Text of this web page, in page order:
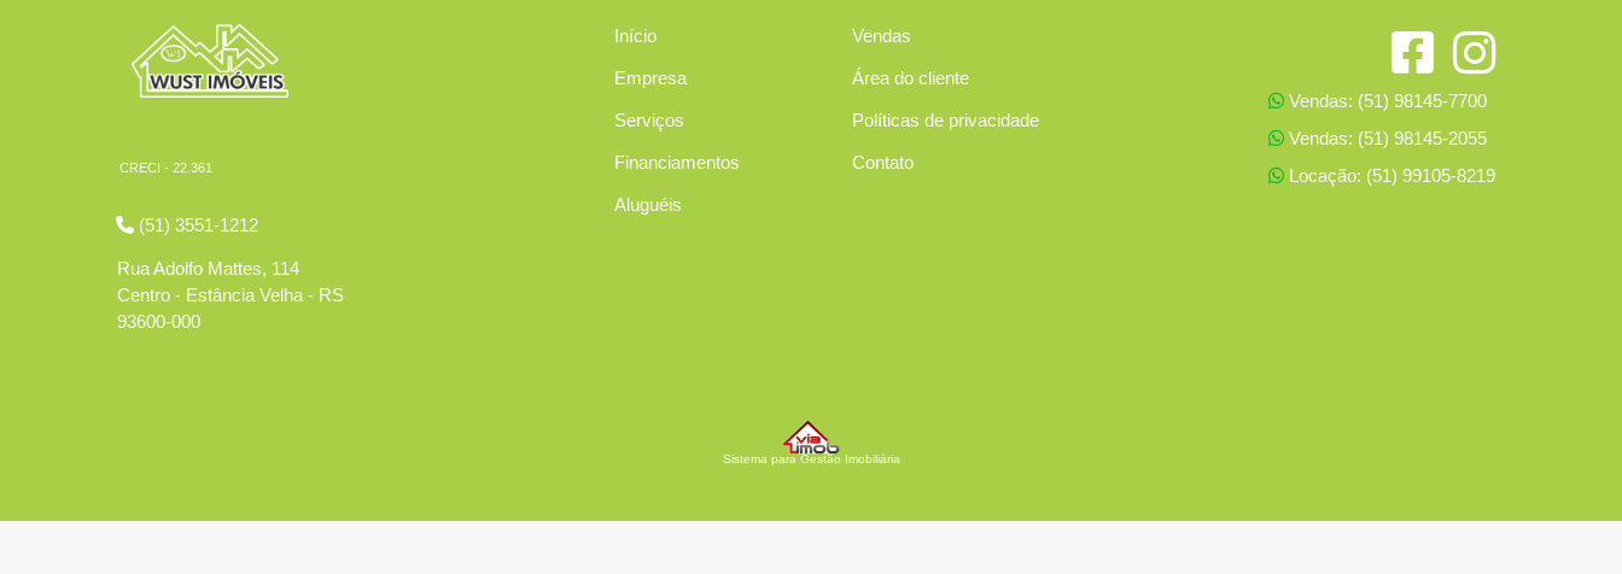
CRECI - 22.361
(51) 3551-1212
Rua Adolfo Mattes, 114
Centro - Estância Velha - RS
93600-000
Início
Empresa
Serviços
Financiamentos
Aluguéis
Vendas
Área do cliente
Políticas de privacidade
Contato
Vendas: (51) 98145-7700
Vendas: (51) 98145-2055
Locação: (51) 99105-8219
Sistema para Gestão Imobiliária